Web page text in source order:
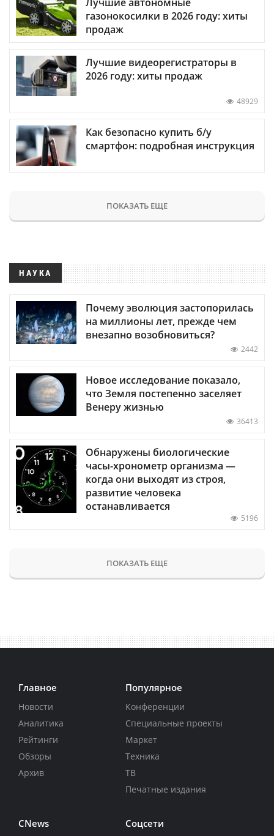
Лучшие автономные
газонокосилки в 2026 году: хиты
продаж
Лучшие видеорегистраторы в
2026 году: хиты продаж
48929
Как безопасно купить б/у
смартфон: подробная инструкция
ПОКАЗАТЬ ЕЩЕ
НАУКА
Почему эволюция застопорилась
на миллионы лет, прежде чем
внезапно возобновиться?
2442
Новое исследование показало,
что Земля постепенно заселяет
Венеру жизнью
36413
Обнаружены биологические
часы-хронометр организма —
когда они выходят из строя,
развитие человека
останавливается
5196
ПОКАЗАТЬ ЕЩЕ
Главное
Новости
Аналитика
Рейтинги
Обзоры
Архив
Популярное
Конференции
Специальные проекты
Маркет
Техника
ТВ
Печатные издания
CNews Соцсети